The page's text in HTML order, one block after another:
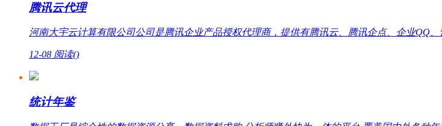
腾讯云代理
河南大宇云计算有限公司公司是腾讯企业产品授权代理商，提供有腾讯云、腾讯企点、企业QQ
12-08 阅读()
统计年鉴